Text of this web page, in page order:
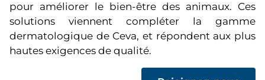
pour améliorer le bien-être des animaux. Ces
solutions viennent compléter la gamme
dermatologique de Ceva, et répondent aux plus
hautes exigences de qualité.